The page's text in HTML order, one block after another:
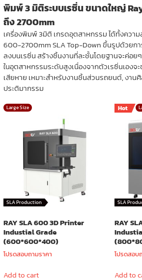
พิมพ์ 3 มิติระบบเรซิ่น ขนาดใหญ่
ถึง 2700mm
เครื่องพิมพ์ 3มิติ เกรดอุตสาหกรรม ได้ทั้งควา
600-2700mm SLA Top-Down ขึ้นรูปด้วยกา
ลงบนเรซิ่น สร้างชิ้นงานที่ละชั้นโดยฐานจะค่อย
ในอุตสาหกรรมระดับสูงเนื่องจากตัวเรซิ่นเอง
เสียหาย เหมาะสำหรับงานชิ้นส่วนรถยนต์, งาน
ประติมากรรม
SLA Production
Large Size
RAY SLA 600 3D Printer
Industial Grade
(600*600*400)
โปรดสอบถามราคา
Add to cart
Hot
SLA
RAY
โปรดสอบ
Add to